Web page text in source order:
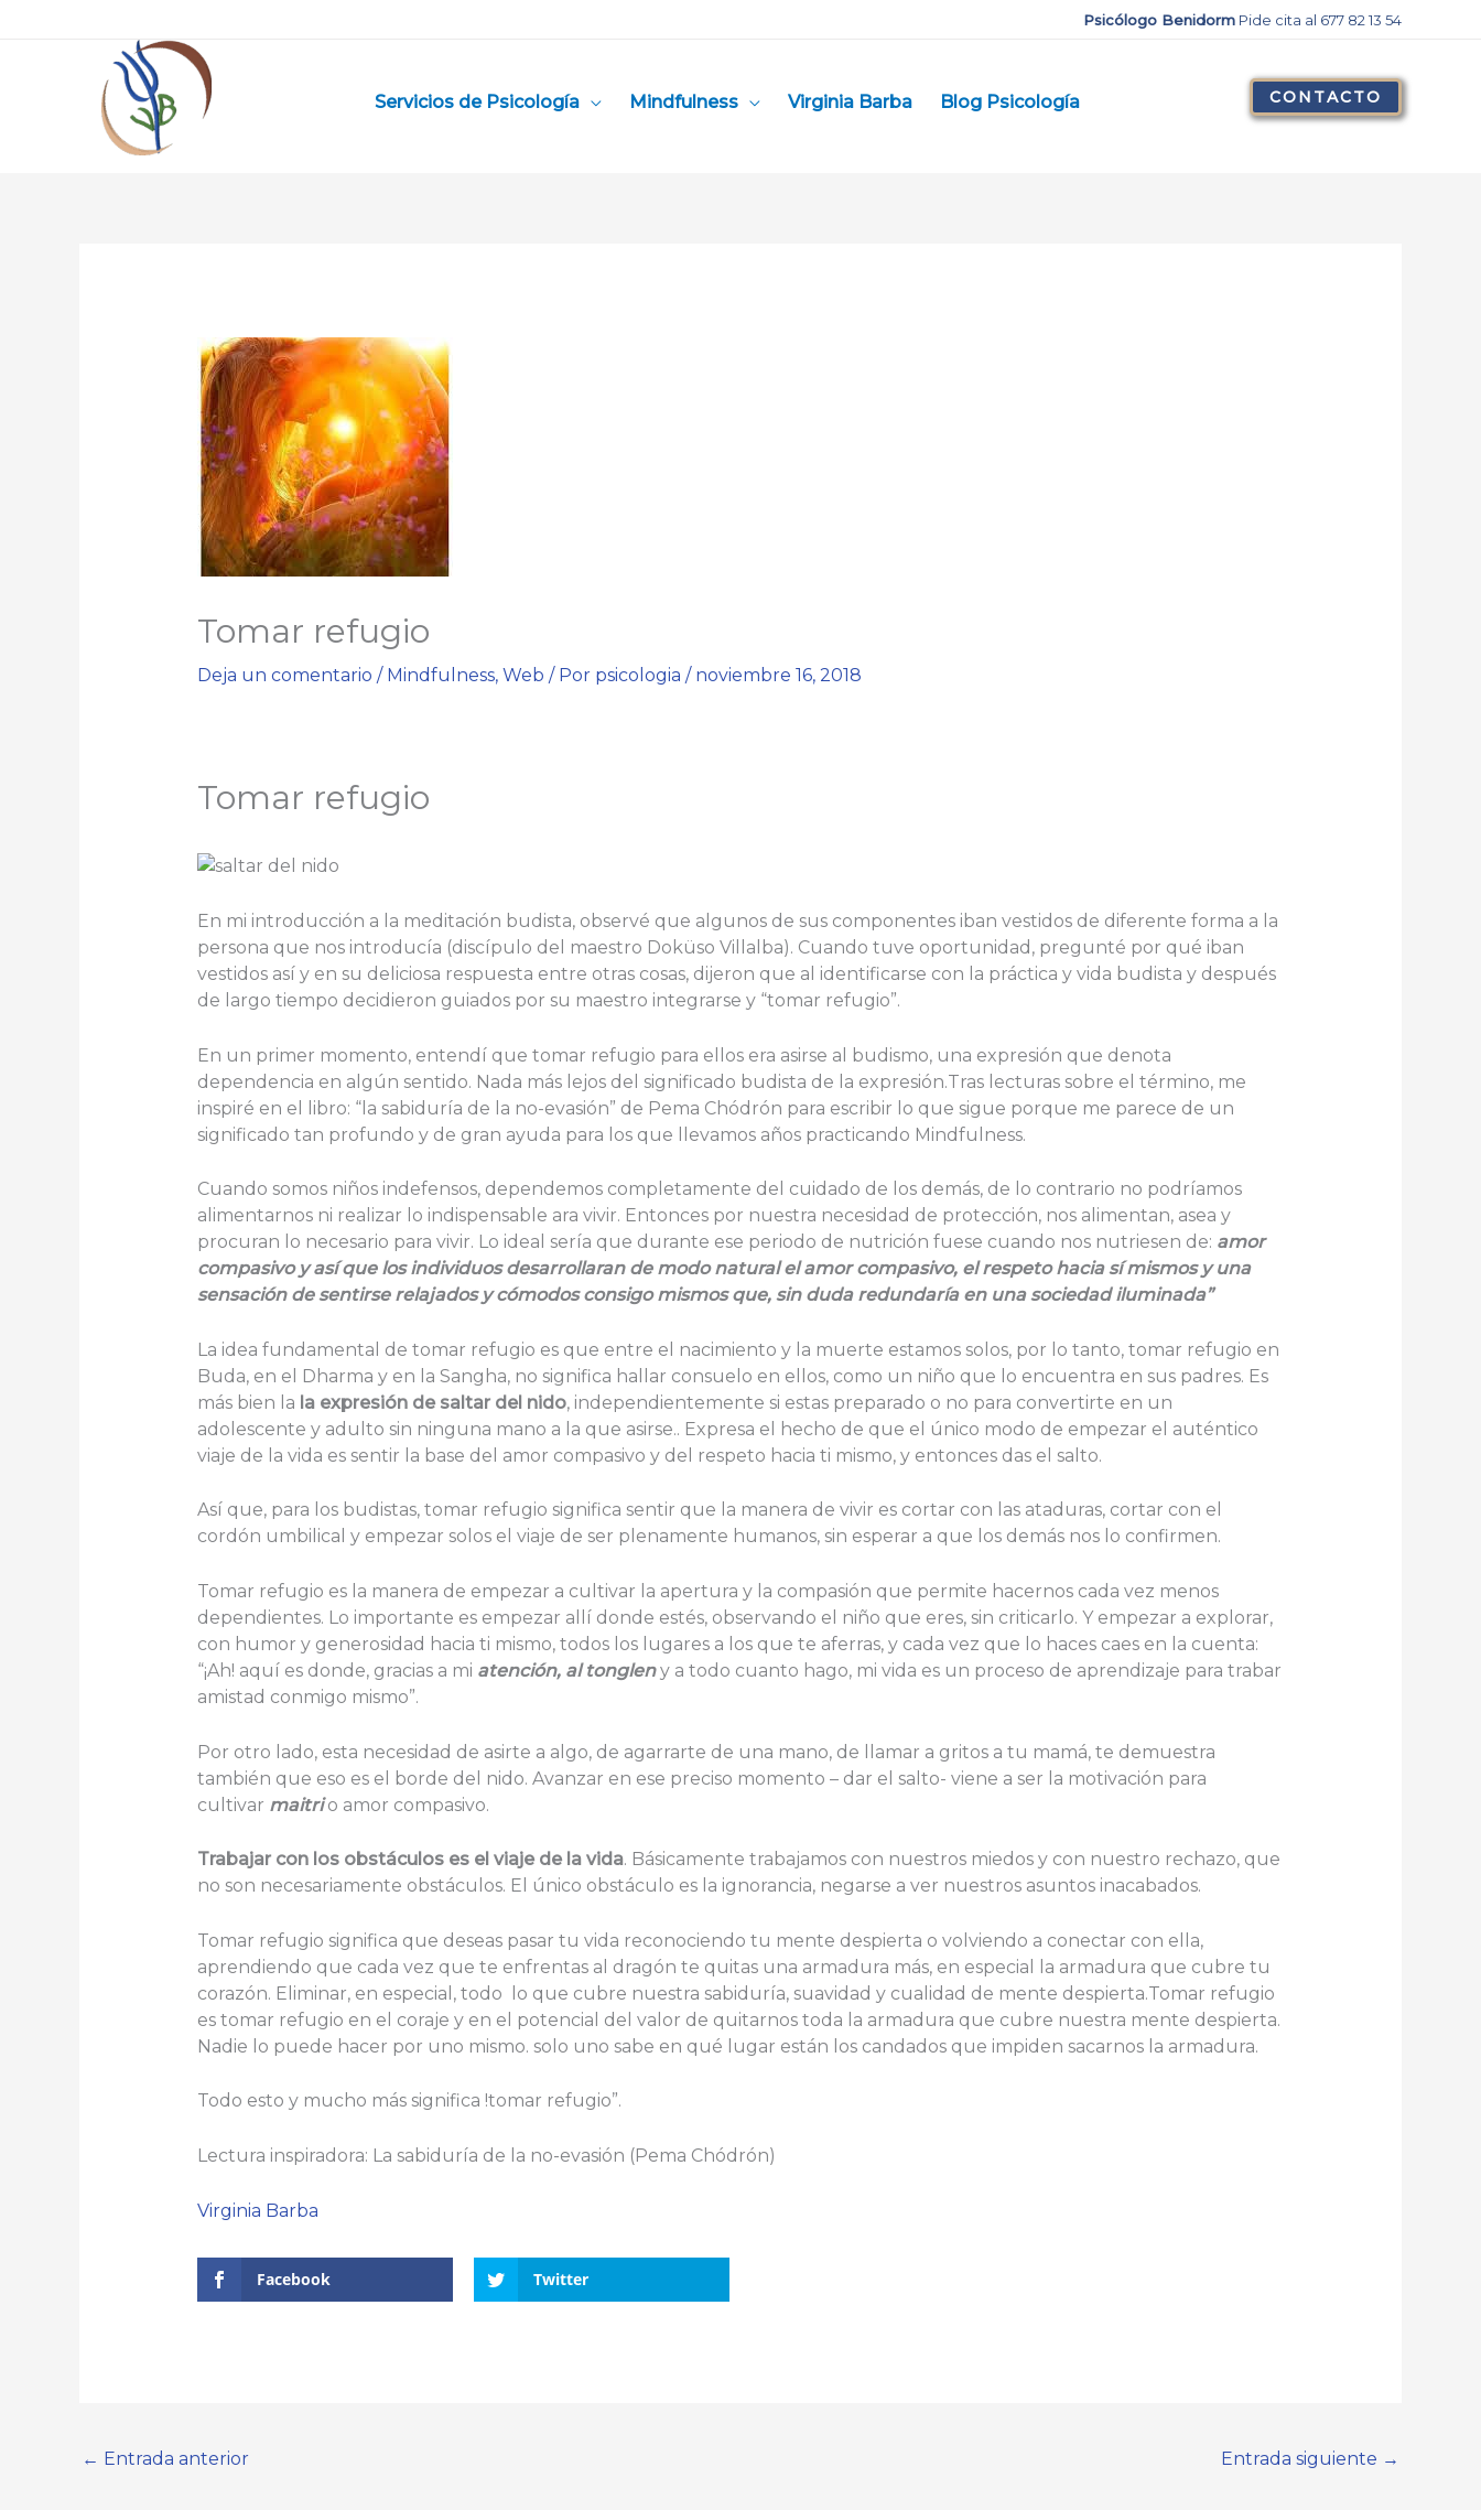
Psicólogo Benidorm Pide cita al 677 82 13 54
Servicios de Psicología Mindfulness Virginia Barba Blog Psicología CONTACTO
Tomar refugio
Deja un comentario / Mindfulness, Web / Por psicologia / noviembre 16, 2018
Tomar refugio
En mi introducción a la meditación budista, observé que algunos de sus componentes iban vestidos de diferente forma a la
persona que nos introducía (discípulo del maestro Doküso Villalba). Cuando tuve oportunidad, pregunté por qué iban
vestidos así y en su deliciosa respuesta entre otras cosas, dijeron que al identificarse con la práctica y vida budista y después
de largo tiempo decidieron guiados por su maestro integrarse y “tomar refugio”.
En un primer momento, entendí que tomar refugio para ellos era asirse al budismo, una expresión que denota
dependencia en algún sentido. Nada más lejos del significado budista de la expresión.Tras lecturas sobre el término, me
inspiré en el libro: “la sabiduría de la no-evasión” de Pema Chódrón para escribir lo que sigue porque me parece de un
significado tan profundo y de gran ayuda para los que llevamos años practicando Mindfulness.
Cuando somos niños indefensos, dependemos completamente del cuidado de los demás, de lo contrario no podríamos
alimentarnos ni realizar lo indispensable ara vivir. Entonces por nuestra necesidad de protección, nos alimentan, asea y
procuran lo necesario para vivir. Lo ideal sería que durante ese periodo de nutrición fuese cuando nos nutriesen de: amor
compasivo y así que los individuos desarrollaran de modo natural el amor compasivo, el respeto hacia sí mismos y una
sensación de sentirse relajados y cómodos consigo mismos que, sin duda redundaría en una sociedad iluminada”
La idea fundamental de tomar refugio es que entre el nacimiento y la muerte estamos solos, por lo tanto, tomar refugio en
Buda, en el Dharma y en la Sangha, no significa hallar consuelo en ellos, como un niño que lo encuentra en sus padres. Es
más bien la la expresión de saltar del nido, independientemente si estas preparado o no para convertirte en un
adolescente y adulto sin ninguna mano a la que asirse.. Expresa el hecho de que el único modo de empezar el auténtico
viaje de la vida es sentir la base del amor compasivo y del respeto hacia ti mismo, y entonces das el salto.
Así que, para los budistas, tomar refugio significa sentir que la manera de vivir es cortar con las ataduras, cortar con el
cordón umbilical y empezar solos el viaje de ser plenamente humanos, sin esperar a que los demás nos lo confirmen.
Tomar refugio es la manera de empezar a cultivar la apertura y la compasión que permite hacernos cada vez menos
dependientes. Lo importante es empezar allí donde estés, observando el niño que eres, sin criticarlo. Y empezar a explorar,
con humor y generosidad hacia ti mismo, todos los lugares a los que te aferras, y cada vez que lo haces caes en la cuenta:
“¡Ah! aquí es donde, gracias a mi atención, al tongleny a todo cuanto hago, mi vida es un proceso de aprendizaje para trabar
amistad conmigo mismo”.
Por otro lado, esta necesidad de asirte a algo, de agarrarte de una mano, de llamar a gritos a tu mamá, te demuestra
también que eso es el borde del nido. Avanzar en ese preciso momento – dar el salto- viene a ser la motivación para
cultivar maitrio amor compasivo.
Trabajar con los obstáculos es el viaje de la vida. Básicamente trabajamos con nuestros miedos y con nuestro rechazo, que
no son necesariamente obstáculos. El único obstáculo es la ignorancia, negarse a ver nuestros asuntos inacabados.
Tomar refugio significa que deseas pasar tu vida reconociendo tu mente despierta o volviendo a conectar con ella,
aprendiendo que cada vez que te enfrentas al dragón te quitas una armadura más, en especial la armadura que cubre tu
corazón. Eliminar, en especial, todo lo que cubre nuestra sabiduría, suavidad y cualidad de mente despierta.Tomar refugio
es tomar refugio en el coraje y en el potencial del valor de quitarnos toda la armadura que cubre nuestra mente despierta.
Nadie lo puede hacer por uno mismo. solo uno sabe en qué lugar están los candados que impiden sacarnos la armadura.
Todo esto y mucho más significa !tomar refugio”.
Lectura inspiradora: La sabiduría de la no-evasión (Pema Chódrón)
Virginia Barba
Facebook Twitter
← Entrada anterior Entrada siguiente →